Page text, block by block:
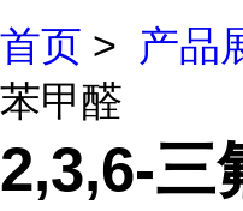
首页 > 产品
苯甲醛
2,3,6-三